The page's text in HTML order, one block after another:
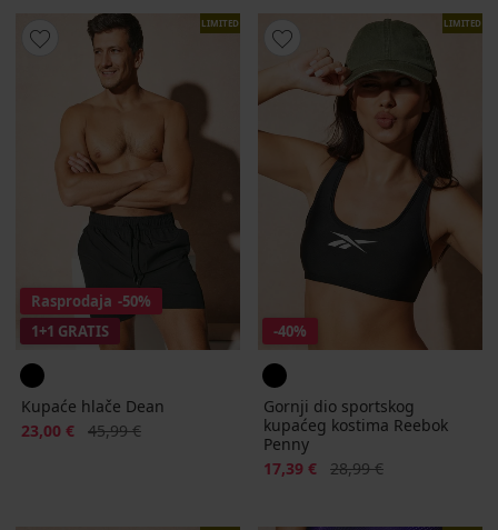
LIMITED
Rasprodaja -50%
1+1 GRATIS
Kupaće hlače Dean
Popust
23,00 € Prvobitna cijena
45,99 €
LIMITED
-40%
Gornji dio sportskog
kupaćeg kostima Reebok
Penny
Popust
17,39 € Prvobitna cijena
28,99 €